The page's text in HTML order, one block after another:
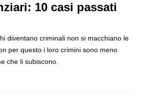
10 casi passati
diventano criminali non si macchiano le
per questo i loro crimini sono meno
che li subiscono.